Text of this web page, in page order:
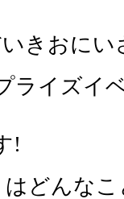
きおにい
ライズイ
!
どんな